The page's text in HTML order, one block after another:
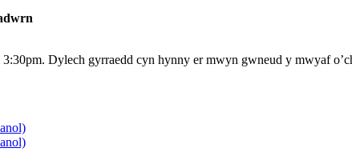
Dylech gyrraedd cyn hynny er mwyn gwneud y mwyaf